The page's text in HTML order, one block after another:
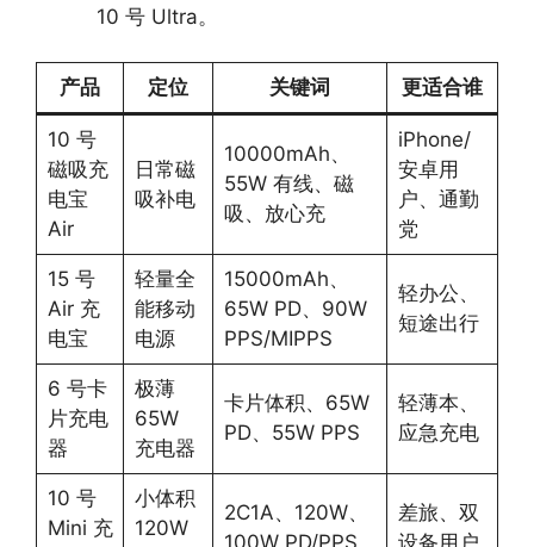
10 号 Ultra。
产品 定位 关键词 更适合谁
10 号
磁吸充
电宝
Air
日常磁
吸补电
10000mAh、
55W 有线、磁
吸、放心充
iPhone/
安卓用
户、通勤
党
15 号
Air 充
电宝
轻量全
能移动
电源
15000mAh、
65W PD、90W
PPS/MIPPS
轻办公、
短途出行
6 号卡
片充电
器
极薄
65W
充电器
卡片体积、65W
PD、55W PPS
轻薄本、
应急充电
10 号
Mini 充
小体积
120W
2C1A、120W、
差旅、双